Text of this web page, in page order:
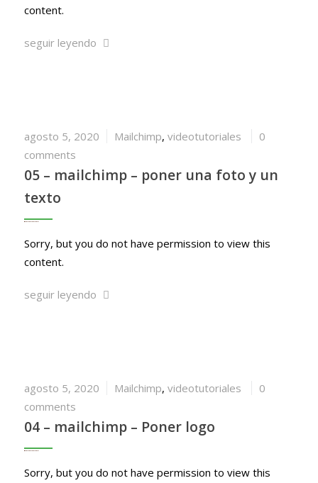
content.
seguir leyendo
agosto 5, 2020 Mailchimp, videotutoriales
0
comments
05 – mailchimp – poner una foto y un
texto
Sorry, but you do not have permission to view this
content.
seguir leyendo
agosto 5, 2020 Mailchimp, videotutoriales
0
comments
04 – mailchimp – Poner logo
Sorry, but you do not have permission to view this